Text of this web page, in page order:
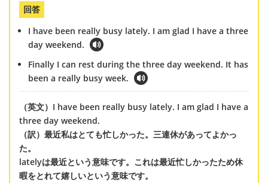
回答
I have been really busy lately. I am glad I have a three
day weekend.
Finally I can rest during the three day weekend. It has
been a really busy week.
（英文）I have been really busy lately. I am glad I have a
three day weekend.
（訳）最近私はとても忙しかった。三連休があってよかっ
た。
latelyは最近という意味です。これは最近忙しかったため休
暇をとれて嬉しいという意味です。